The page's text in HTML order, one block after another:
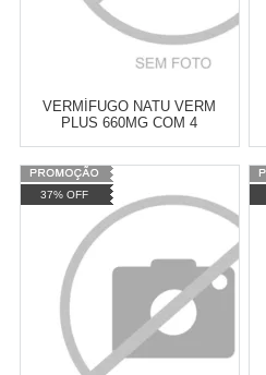
VERMÍFUGO NATU VERM
PLUS 660MG COM 4
Varejo:
Atacado: R$ 2.550,90 (Apenas
Revendedor)
10 x
Cat:VERMÍFUGOS
COMPRAR
37% OFF